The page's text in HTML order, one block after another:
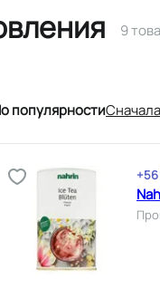
9
популярности
+56